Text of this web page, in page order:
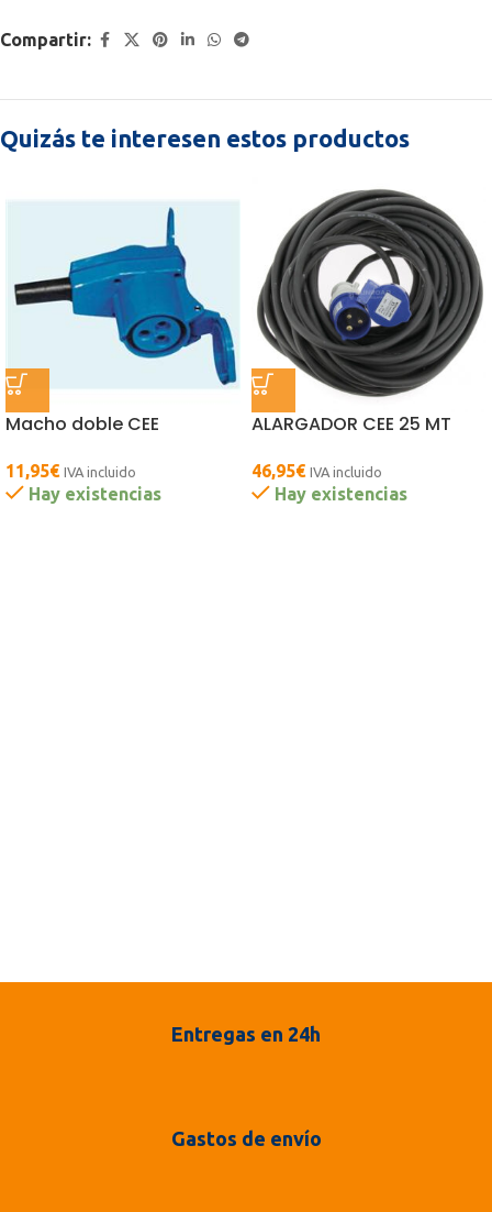
Compartir:
Quizás te interesen estos productos
Macho doble CEE
11,95€ IVA incluido
Hay existencias
ALARGADOR CEE 25 MT
46,95€ IVA incluido
Hay existencias
Entregas en 24h
Gastos de envío